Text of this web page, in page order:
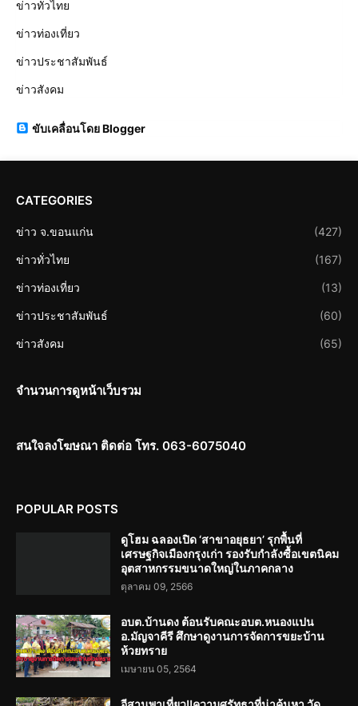
ข่าวทั่วไทย
ข่าวท่องเที่ยว
ข่าวประชาสัมพันธ์
ข่าวสังคม
ขับเคลื่อนโดย Blogger
CATEGORIES
ข่าว จ.ขอนแก่น (427)
ข่าวทั่วไทย (167)
ข่าวท่องเที่ยว (13)
ข่าวประชาสัมพันธ์ (60)
ข่าวสังคม (65)
จำนวนการดูหน้าเว็บรวม
สนใจลงโฆษณา ติดต่อ โทร. 063-6075040
POPULAR POSTS
ดูโฮม ฉลองเปิด ‘สาขาอยุธยา’ รุกพื้นที่
เศรษฐกิจเมืองกรุงเก่า รองรับกำลังซื้อเขตนิคม
อุตสาหกรรมขนาดใหญ่ในภาคกลาง
ตุลาคม 09, 2566
อบต.บ้านดง ต้อนรับคณะอบต.หนองแปน
อ.มัญจาคีรี ศึกษาดูงานการจัดการขยะบ้าน
ห้วยทราย
เมษายน 05, 2564